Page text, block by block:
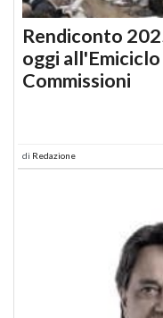
Rendiconto
oggi
Commissioni
di Redazione